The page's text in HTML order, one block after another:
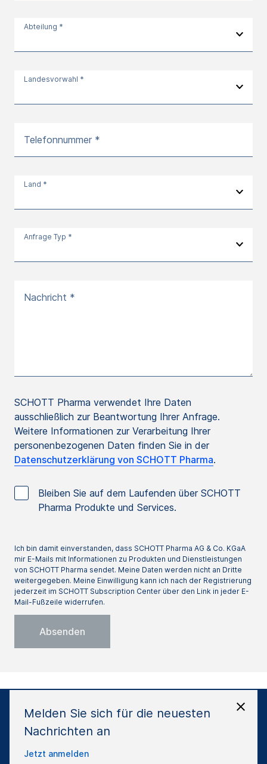
Abteilung *
Landesvorwahl *
Telefonnummer *
Land *
Anfrage Typ *
Nachricht *
SCHOTT Pharma verwendet Ihre Daten
ausschließlich zur Beantwortung Ihrer Anfrage.
Weitere Informationen zur Verarbeitung Ihrer
personenbezogenen Daten finden Sie in der
Datenschutzerklärung von SCHOTT Pharma.
Bleiben Sie auf dem Laufenden über SCHOTT
Pharma Produkte und Services.
Ich bin damit einverstanden, dass SCHOTT Pharma AG & Co. KGaA
mir E-Mails mit Informationen zu Produkten und Dienstleistungen
von SCHOTT Pharma sendet. Meine Daten werden nicht an Dritte
weitergegeben. Meine Einwilligung kann ich nach der Registrierung
jederzeit im SCHOTT Subscription Center über den Link in jeder E-
Mail-Fußzeile widerrufen.
Melden Sie sich für die neuesten
Nachrichten an
Jetzt anmelden
Haftungsausschluss Impressum